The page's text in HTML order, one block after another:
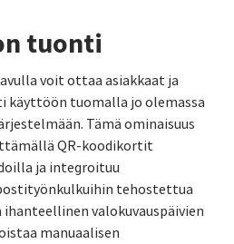
tuonti
voit ottaa asiakkaat ja
käyttöön tuomalla jo olemassa
Tämä ominaisuus
QR-koodikortit
ja integroituu
tehostettua
ihanteellinen valokuvauspäivien
manuaalisen